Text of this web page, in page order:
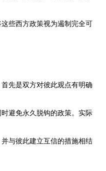
些西方政策视为遏制完全可
先是双方对彼此观点有明确
避免永久脱钩的政策。实际
与彼此建立互信的措施相结